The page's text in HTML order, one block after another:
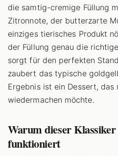
die samtig-cremige Füllung
Zitronnote, der butterzarte
einziges tierisches Produkt
der Füllung genau die
sorgt für den perfekten
zaubert das typische
Ergebnis ist ein Dessert, das
wiedermachen möchte.
Warum dieser
funktioniert